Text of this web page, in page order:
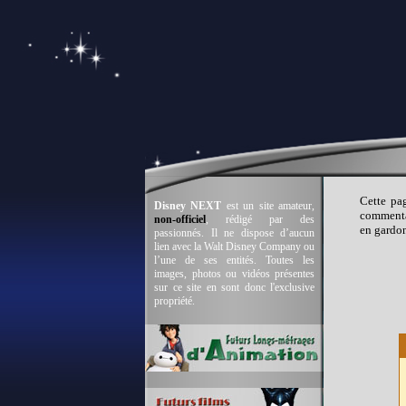
Disney NEXT est un site amateur,
non-officiel, rédigé par des
passionnés. Il ne dispose d’aucun
lien avec la Walt Disney Company ou
l’une de ses entités. Toutes les
images, photos ou vidéos présentes
sur ce site en sont donc l'exclusive
propriété.
Cette
en